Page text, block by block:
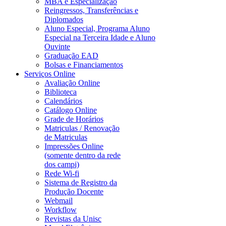
Reingressos, Transferências e
Diplomados
Aluno Especial, Programa Aluno
Especial na Terceira Idade e Aluno
Ouvinte
Graduação EAD
Bolsas e Financiamentos
Serviços Online
Avaliação Online
Biblioteca
Calendários
Catálogo Online
Grade de Horários
Matriculas / Renovação
de Matriculas
Impressões Online
(somente dentro da rede
dos campi)
Rede Wi-fi
Sistema de Registro da
Produção Docente
Webmail
Workflow
Revistas da Unisc